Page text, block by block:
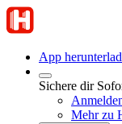
App
Sichere dir
Mehr zu